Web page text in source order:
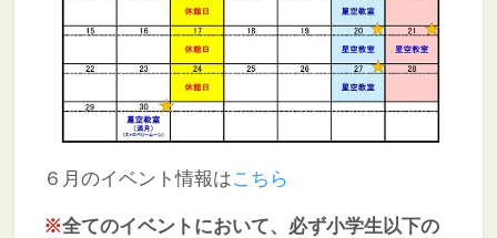
６月のイベント情報はこちら
※全てのイベントにおいて、必ず小学生以下の